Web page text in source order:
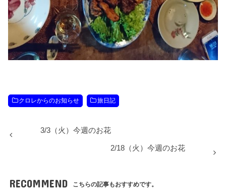
クロレからのお知らせ 旅日記
3/3（火）今週のお花
2/18（火）今週のお花
RECOMMEND こちらの記事もおすすめです。